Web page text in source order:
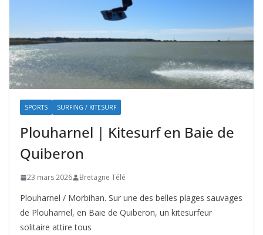
SPORTS SURFING / KITESURF
Plouharnel | Kitesurf en Baie de
Quiberon
23 mars 2026 Bretagne Télé
Plouharnel / Morbihan. Sur une des belles plages sauvages
de Plouharnel, en Baie de Quiberon, un kitesurfeur
solitaire attire tous